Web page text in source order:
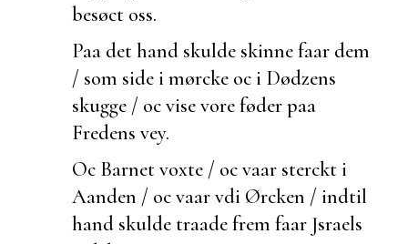
besøct oss.
Paa det hand skulde skinne faar dem
/ som side i mørcke oc i Dødzens
skugge / oc vise vore føder paa
Fredens vey.
Oc Barnet voxte / oc vaar sterckt i
Aanden / oc vaar vdi Ørcken / indtil
hand skulde traade frem faar Jsraels